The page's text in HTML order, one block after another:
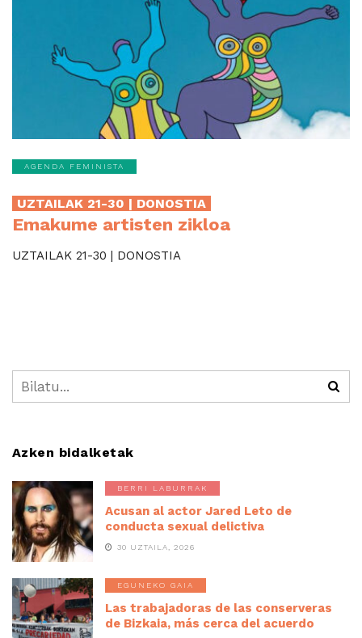
AGENDA FEMINISTA
UZTAILAK 21-30 | DONOSTIA
Emakume artisten zikloa
UZTAILAK 21-30 | DONOSTIA
Azken bidalketak
BERRI LABURRAK
Acusan al actor Jared Leto de
conducta sexual delictiva
30 UZTAILA, 2026
EGUNEKO GAIA
Las trabajadoras de las conserveras
de Bizkaia, más cerca del acuerdo